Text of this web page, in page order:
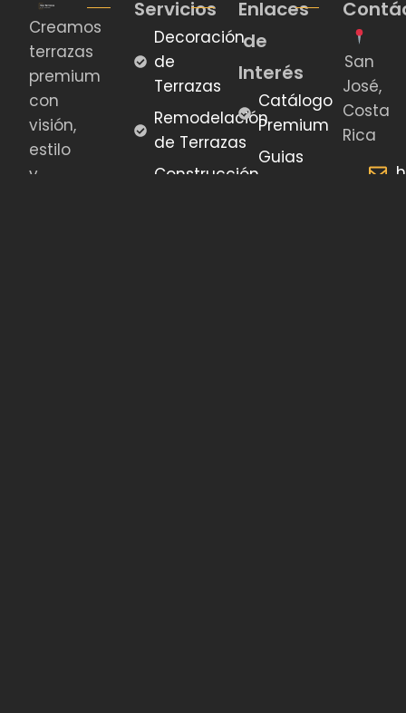
Creamos
terrazas
premium
con
visión,
estilo
y
Servicios
Decoración
de
Terrazas
Remodelación
de Terrazas
Construcción
Enlaces
de
Interés
Catálogo
Premium
Guias
San
José,
Costa
Rica